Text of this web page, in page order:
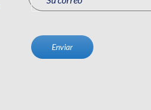
Enviar